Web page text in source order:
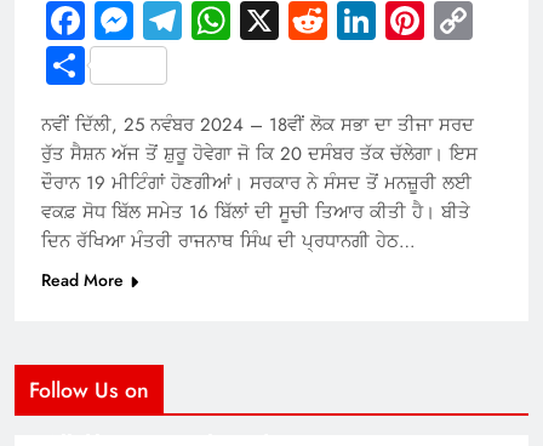
Facebook
Messenger
Telegram
WhatsApp
X RedditLinkedIn
Share
ਨਵੀਂ ਦਿੱਲੀ, 25 ਨਵੰਬਰ 2024 – 18ਵੀਂ ਲੋਕ ਸਭਾ ਦਾ ਤੀਜਾ ਸਰਦ
ਰੁੱਤ ਸੈਸ਼ਨ ਅੱਜ ਤੋਂ ਸ਼ੁਰੂ ਹੋਵੇਗਾ ਜੋ ਕਿ 20 ਦਸੰਬਰ ਤੱਕ ਚੱਲੇਗਾ। ਇਸ
ਦੌਰਾਨ 19 ਮੀਟਿੰਗਾਂ ਹੋਣਗੀਆਂ। ਸਰਕਾਰ ਨੇ ਸੰਸਦ ਤੋਂ ਮਨਜ਼ੂਰੀ ਲਈ
ਵਕਫ਼ ਸੋਧ ਬਿੱਲ ਸਮੇਤ 16 ਬਿੱਲਾਂ ਦੀ ਸੂਚੀ ਤਿਆਰ ਕੀਤੀ ਹੈ। ਬੀਤੇ
ਦਿਨ ਰੱਖਿਆ ਮੰਤਰੀ ਰਾਜਨਾਥ ਸਿੰਘ ਦੀ ਪ੍ਰਧਾਨਗੀ ਹੇਠ…
Read More
Follow Us on